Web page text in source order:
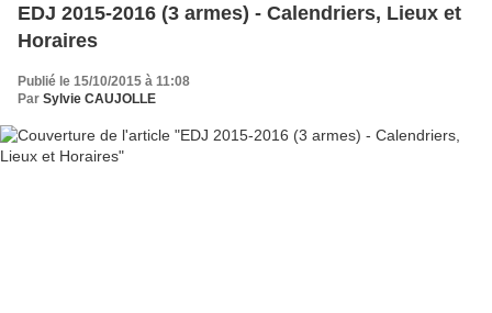
EDJ 2015-2016 (3 armes) - Calendriers, Lieux et
Horaires
Publié le 15/10/2015 à 11:08
Par Sylvie CAUJOLLE